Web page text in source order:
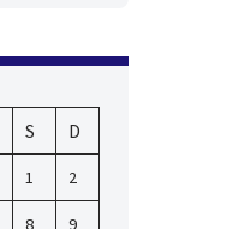
S D
1 2
8 9